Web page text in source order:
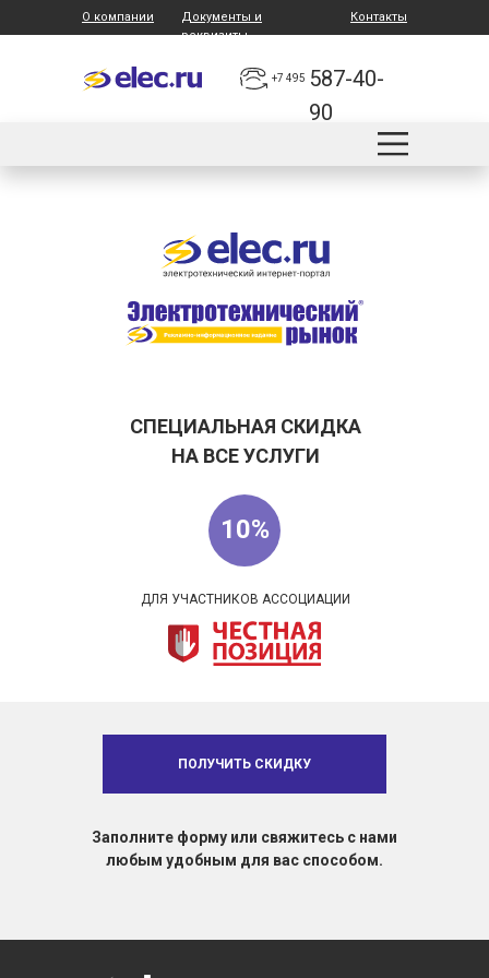
Документы и
реквизиты
О компании Контакты
+7 495 587-40-
90
ДЛЯ УЧАСТНИКОВ АССОЦИАЦИИ
СПЕЦИАЛЬНАЯ СКИДКА
НА ВСЕ УСЛУГИ
10%
ПОЛУЧИТЬ СКИДКУ
Заполните форму или свяжитесь с нами
любым удобным для вас способом.